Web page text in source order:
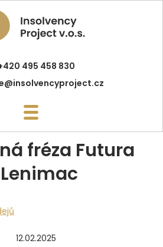
495 458 830
fréza Futura
12.02.2025